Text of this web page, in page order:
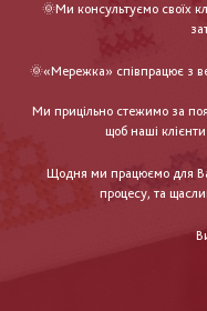
🌞Ми консультуємо своїх
🌞«Мережка» співпрацює з
Ми прицільно стежимо за
щоб наші
Щодня ми працюємо для
процесу, та